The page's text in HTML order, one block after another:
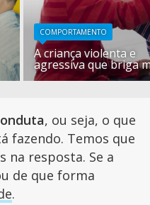
COMPORTAMENTO
A criança violenta e
agressiva que briga
, ou seja, o que
fazendo. Temos que
na resposta. Se a
de que forma
.